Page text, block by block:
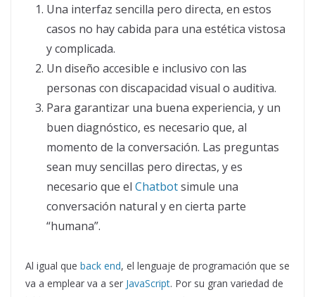
Una interfaz sencilla pero directa, en estos
casos no hay cabida para una estética vistosa
y complicada.
Un diseño accesible e inclusivo con las
personas con discapacidad visual o auditiva.
Para garantizar una buena experiencia, y un
buen diagnóstico, es necesario que, al
momento de la conversación. Las preguntas
sean muy sencillas pero directas, y es
necesario que el Chatbotsimule una
conversación natural y en cierta parte
“humana”.
Al igual que back end, el lenguaje de programación que se
va a emplear va a ser JavaScript. Por su gran variedad de